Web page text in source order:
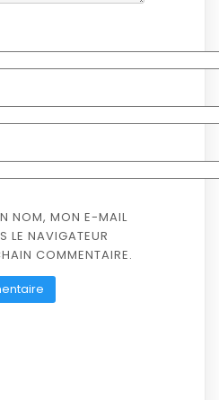
NOM, MON E-MAIL
LE NAVIGATEUR
COMMENTAIRE.